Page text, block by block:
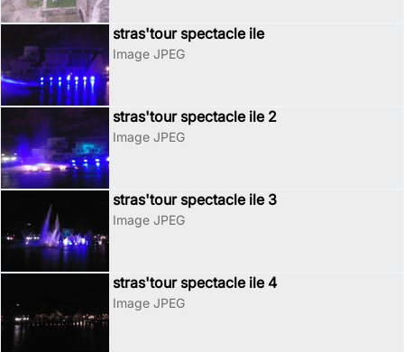
stras'tour spectacle ile
Image JPEG
stras'tour spectacle ile 2
Image JPEG
stras'tour spectacle ile 3
Image JPEG
stras'tour spectacle ile 4
Image JPEG